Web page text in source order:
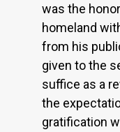
was the
homeland
from his
given to the
suffice as a
the
gratification